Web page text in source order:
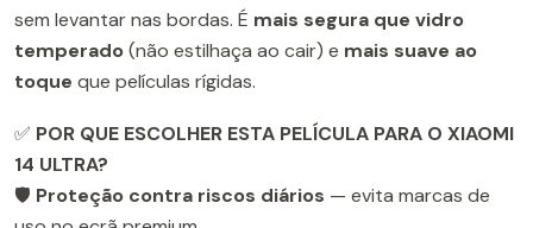
sem levantar nas bordas. É mais segura que vidro
temperado(não estilhaça ao cair) e mais suave ao
toque que películas rígidas.
✅ POR QUE ESCOLHER ESTA PELÍCULA PARA O XIAOMI
14 ULTRA?
🛡️ Proteção contra riscos diários — evita marcas de